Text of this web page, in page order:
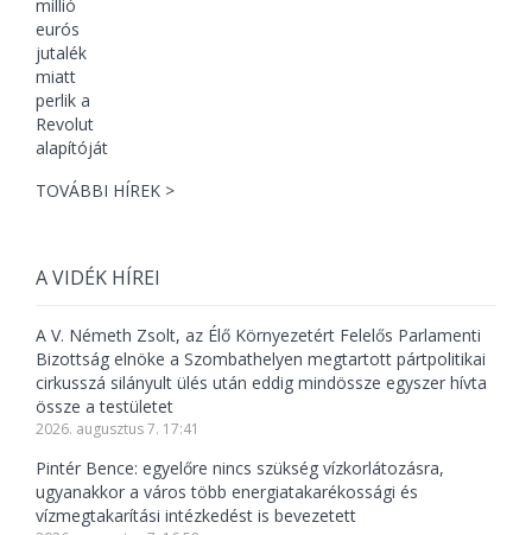
TOVÁBBI HÍREK >
A VIDÉK HÍREI
A V. Németh Zsolt, az Élő Környezetért Felelős Parlamenti
Bizottság elnöke a Szombathelyen megtartott pártpolitikai
cirkusszá silányult ülés után eddig mindössze egyszer hívta
össze a testületet
2026. augusztus 7. 17:41
Pintér Bence: egyelőre nincs szükség vízkorlátozásra,
ugyanakkor a város több energiatakarékossági és
vízmegtakarítási intézkedést is bevezetett